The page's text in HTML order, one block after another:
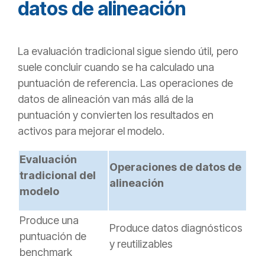
datos de alineación
La evaluación tradicional sigue siendo útil, pero
suele concluir cuando se ha calculado una
puntuación de referencia. Las operaciones de
datos de alineación van más allá de la
puntuación y convierten los resultados en
activos para mejorar el modelo.
Evaluación
tradicional del
modelo
Operaciones de datos de
alineación
Produce una
puntuación de
benchmark
Produce datos diagnósticos
y reutilizables